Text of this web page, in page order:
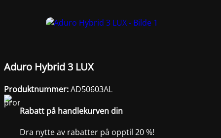
Aduro Hybrid 3 LUX
Produktnummer:AD50603AL
Rabatt på handlekurven din
Dra nytte av rabatter på opptil 20 %!